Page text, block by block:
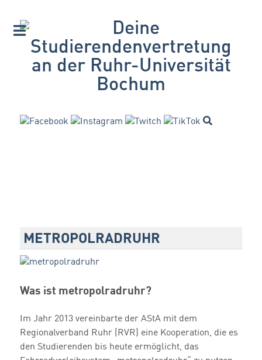
METROPOLRADRUHR
Was ist metropolradruhr?
Im Jahr 2013 vereinbarte der AStA mit dem
Regionalverband Ruhr (RVR) eine Kooperation, die es
den Studierenden bis heute ermöglicht, das